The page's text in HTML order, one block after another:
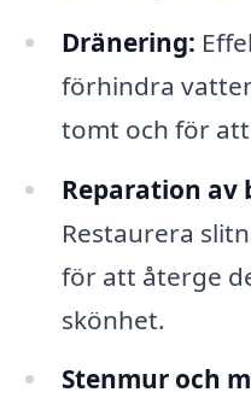
Dränering:
förhindra
tomt och för
Reparation
Restaurera
för att återge
skönhet.
Stenmur och